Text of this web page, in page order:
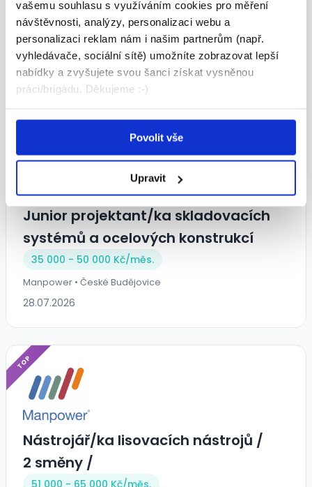
vašemu souhlasu s využíváním cookies pro měření
návštěvnosti, analýzy, personalizaci webu a
personalizaci reklam nám i našim partnerům (např.
vyhledávače, sociální sítě) umožníte zobrazovat lepší
nabídky a zvyšujete svou šanci získat vysněnou
práci/brigádu. Děkujeme :-)
Povolit vše
Upravit
14. mzda + stravenkový paušál
30 000 - 32 000 Kč/měs.
Manpower • Blatná
30.07.2026
Junior projektant/ka skladovacích
systémů a ocelových konstrukcí
35 000 - 50 000 Kč/měs.
Manpower • České Budějovice
28.07.2026
TOP
Nástrojář/ka lisovacích nástrojů /
2 směny /
51 000 - 65 000 Kč/měs.